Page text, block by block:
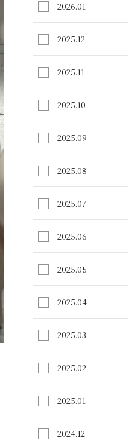
2026.01
2025.12
2025.11
2025.10
2025.09
2025.08
2025.07
2025.06
2025.05
2025.04
2025.03
2025.02
2025.01
2024.12